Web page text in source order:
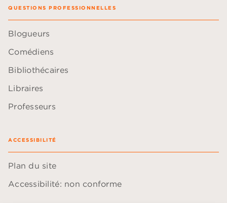
QUESTIONS PROFESSIONNELLES
Blogueurs
Comédiens
Bibliothécaires
Libraires
Professeurs
ACCESSIBILITÉ
Plan du site
Accessibilité: non conforme